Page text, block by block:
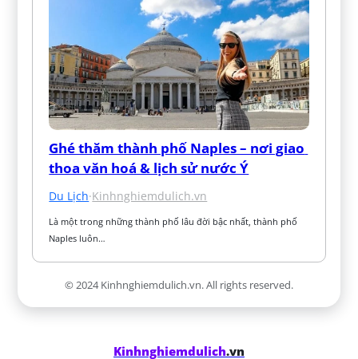
Ghé thăm thành phố Naples – nơi giao
thoa văn hoá & lịch sử nước Ý
Du Lịch·Kinhnghiemdulich.vn
Là một trong những thành phố lâu đời bậc nhất, thành phố
Naples luôn…
© 2024 Kinhnghiemdulich.vn. All rights reserved.
Kinhnghiemdulich.vn